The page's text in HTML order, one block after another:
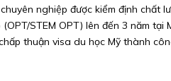
nghiệp được kiểm định
STEM OPT) lên đến 3 năm
thuận visa du học Mỹ thành